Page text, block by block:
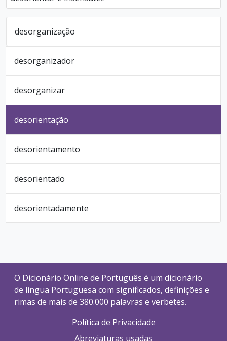
desorganização
desorganizador
desorganizar
desorientação
desorientamento
desorientado
desorientadamente
O Dicionário Online de Português é um dicionário
de língua Portuguesa com significados, definições e
rimas de mais de 380.000 palavras e verbetes.
Política de Privacidade
Abreviaturas usadas